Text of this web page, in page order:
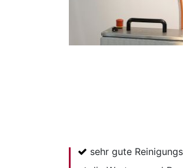
sehr gute